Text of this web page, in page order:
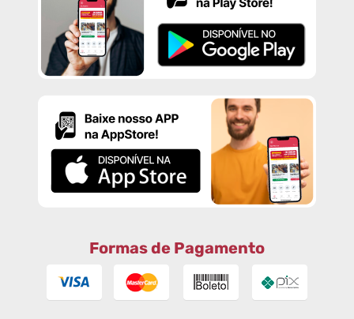
Formas de Pagamento